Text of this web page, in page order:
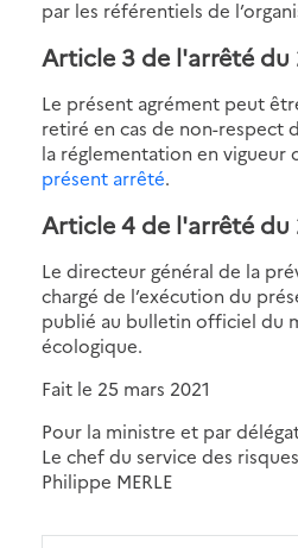
par les référentiels de
Article 3 de l'arrêté du
Le présent agrément peut
retiré en cas de non-respect
la réglementation en vigueur
présent arrêté.
Article 4 de l'arrêté du
Le directeur général de la
chargé de l’exécution du
publié au bulletin officiel du
écologique.
Fait le 25 mars 2021
Pour la ministre et par
Le chef du service des
Philippe MERLE